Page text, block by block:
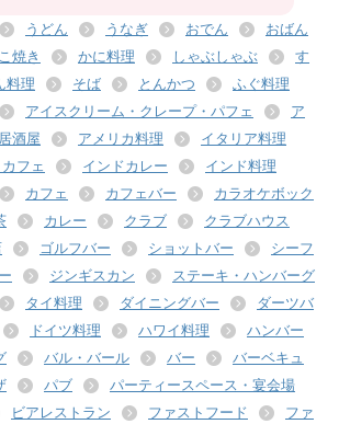
うどん うなぎ おでん
おばん
焼き かに料理 しゃぶしゃぶ
す
料理 そば とんかつ
ふぐ料理
アイスクリーム・クレープ・パフェ
ア
酒屋
アメリカ料理
イタリア料理
フェ
インドカレー
インド料理
カフェ カフェバー
カラオケボック
カレー クラブ
クラブハウス
ゴルフバー ショットバー
シーフ
ジンギスカン
ステーキ・ハンバーグ
タイ料理 ダイニングバー
ダーツバ
ドイツ料理 ハワイ料理
ハンバー
バル・バール バー
バーベキュ
パブ
パーティースペース・宴会場
ビアレストラン ファストフード
ファ